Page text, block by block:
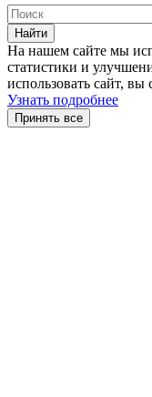
Найти
На нашем сайте мы
статистики и
использовать сайт, вы
Узнать подробнее
Принять все